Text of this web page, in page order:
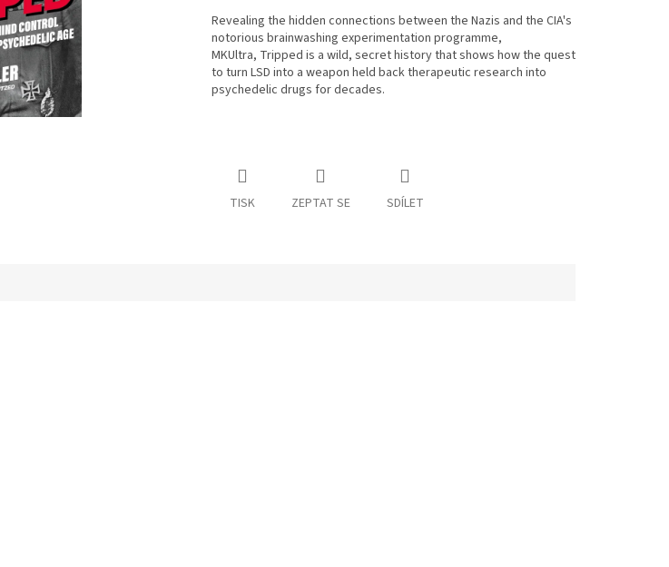
Revealing the hidden connections between the Nazis and the CIA's
notorious brainwashing experimentation programme,
MKUltra, Tripped is a wild, secret history that shows how the quest
to turn LSD into a weapon held back therapeutic research into
psychedelic drugs for decades.
TISK ZEPTAT SE SDÍLET